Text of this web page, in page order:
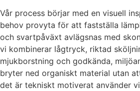
Vår process börjar med en visuell
behov provyta för att fastställa
och svartpåväxt avlägsnas med
vi kombinerar lågtryck, riktad
mjukborstning och godkända,
bryter ned organiskt material utan
det är tekniskt motiverat använder